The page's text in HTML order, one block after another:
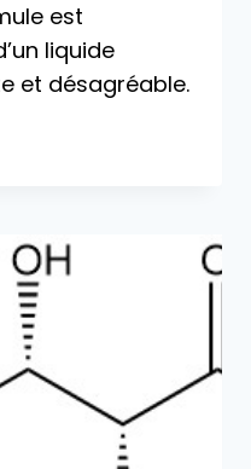
est
liquide
et désagréable.